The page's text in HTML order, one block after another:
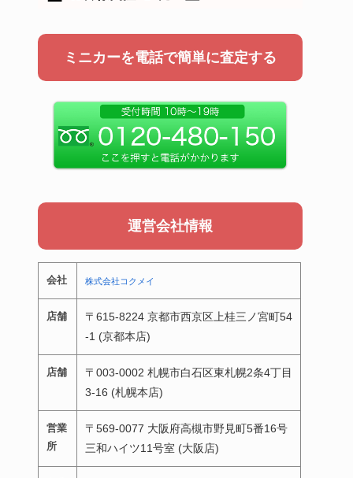
ミニカーを電話で簡単に査定する
運営会社情報
会社 株式会社コクメイ
店舗
〒615-8224 京都市西京区上桂三ノ宮町54
-1 (京都本店)
店舗
〒003-0002 札幌市白石区東札幌2条4丁目
3-16 (札幌本店)
営業
所
〒569-0077 大阪府高槻市野見町5番16号
三和ハイツ11号室 (大阪店)